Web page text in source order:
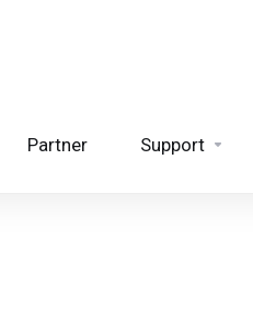
Partner Support